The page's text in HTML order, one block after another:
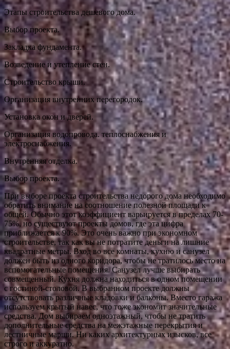
Этапы строительства дешевого дома.
Выбор проекта.
Закладка фундамента.
Возведение и утепление стен.
Строительство крыши.
Организация внутренних перегородок.
Установка окон и дверей.
Организация водопровода. теплоснабжения и
электроснабжения.
Внутренняя отделка.
Выбор проекта.
При выборе проекта строительства недорого дома необходимо
обратить внимание на соотношение полезной площади к
общей. Обычно этот коэффициент варьируется в пределах 70-
75%, но существуют проекты домов, где эта цифра
приближается к 90%. Это очень важно при экономном
строительстве, так как вы не потратите деньги на лишние
квадратные метры. Вход во все комнаты, кухню и санузел
должен быть из одного коридора, чтобы не тратилось место на
вспомогательные помещения. Санузел лучше выбирать
совмещенный. Кухня должна находиться в одном помещении
с гостиной-столовой. В выбранном проекте должны
отсутствовать различные кладовки и балконы. Вместо гаража
используем крытый навес, что тоже экономит значительные
средства. Дом выбираем одноэтажный, чтобы не тратить
дополнительные средства на межэтажные перекрытия и
лестничные марши. Ни каких архитектурных изысков, все
строго и аккуратно.